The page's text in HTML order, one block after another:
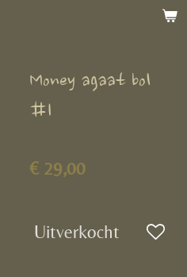
Money agaat bol
#1
€ 29,00
Uitverkocht